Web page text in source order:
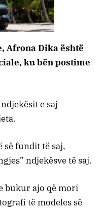
Afrona Dika është
ku bën postime
e saj
së fundit të saj,
ndjekësve të saj.
bukur ajo që mori
të modeles së